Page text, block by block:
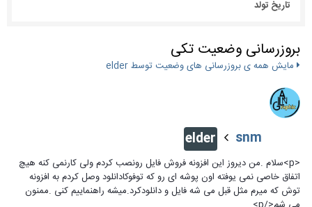
تاریخ تولد
بروزرسانی وضعیت تکی
مایش همه ی بروزرسانی های وضعیت توسط elder
snm
elder
<p>سلام .من دیروز این افزونه فروش فایل رونصب کردم ولی کارنمی کنه هیچ
اتفاق خاصی نمی یوفته اون پوشه ای رو که توفوکادانلود وصل کردم به افزونه
توش که میرم مثل قبل می شه فایل و دانلودکرد.میشه راهنماییم کنی .ممنون